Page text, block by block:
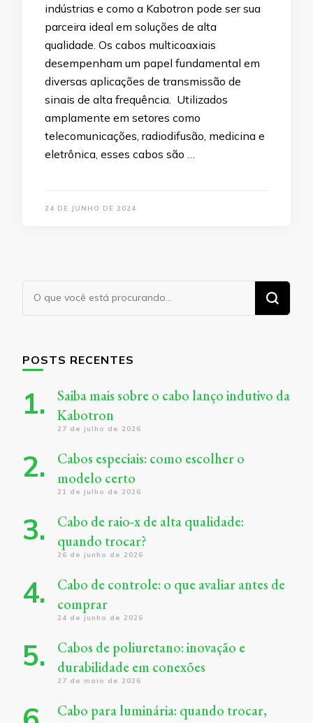
indústrias e como a Kabotron pode ser sua
parceira ideal em soluções de alta
qualidade. Os cabos multicoaxiais
desempenham um papel fundamental em
diversas aplicações de transmissão de
sinais de alta frequência. Utilizados
amplamente em setores como
telecomunicações, radiodifusão, medicina e
eletrônica, esses cabos são …
24 DE JUNHO DE 2024
POSTS RECENTES
Saiba mais sobre o cabo lanço indutivo da
Kabotron
27 de julho de 2026
Cabos especiais: como escolher o
modelo certo
21 de julho de 2026
Cabo de raio-x de alta qualidade:
quando trocar?
26 de junho de 2026
Cabo de controle: o que avaliar antes de
comprar
24 de junho de 2026
Cabos de poliuretano: inovação e
durabilidade em conexões
27 de maio de 2026
Cabo para luminária: quando trocar,